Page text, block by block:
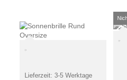
Lieferzeit: 3-5 Werktage